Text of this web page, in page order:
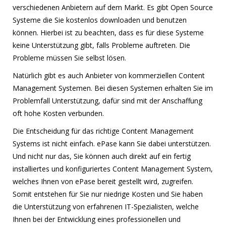
verschiedenen Anbietern auf dem Markt. Es gibt Open Source
Systeme die Sie kostenlos downloaden und benutzen
können. Hierbei ist zu beachten, dass es für diese Systeme
keine Unterstützung gibt, falls Probleme auftreten. Die
Probleme müssen Sie selbst lösen.
Natürlich gibt es auch Anbieter von kommerziellen Content
Management Systemen. Bei diesen Systemen erhalten Sie im
Problemfall Unterstützung, dafür sind mit der Anschaffung
oft hohe Kosten verbunden.
Die Entscheidung für das richtige Content Management
Systems ist nicht einfach. ePase kann Sie dabei unterstützen.
Und nicht nur das, Sie können auch direkt auf ein fertig
installiertes und konfiguriertes Content Management System,
welches Ihnen von ePase bereit gestellt wird, zugreifen.
Somit entstehen für Sie nur niedrige Kosten und Sie haben
die Unterstützung von erfahrenen IT-Spezialisten, welche
Ihnen bei der Entwicklung eines professionellen und